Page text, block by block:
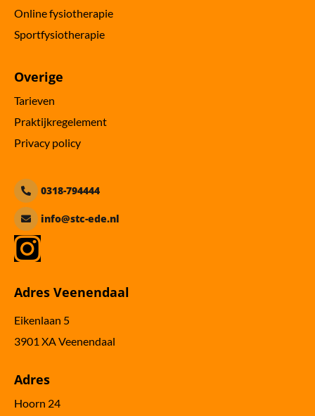
Online fysiotherapie
Sportfysiotherapie
Overige
Tarieven
Praktijkregelement
Privacy policy
0318-794444
info@stc-ede.nl

Adres Veenendaal
Eikenlaan 5
3901 XA Veenendaal
Adres
Hoorn 24